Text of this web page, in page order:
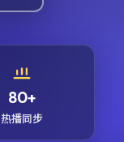
80+
热播同步